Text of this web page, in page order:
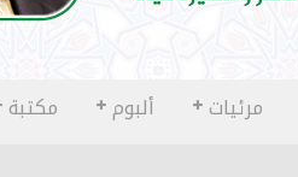
مرئيات ألبوم مكتبة